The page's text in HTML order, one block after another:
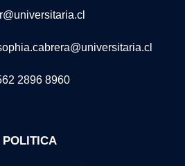
2896 8960
POLITICA